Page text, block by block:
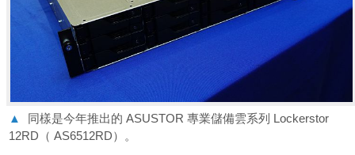
▲
同樣是今年推出的 ASUSTOR 專業儲備雲系列 Lockerstor
12RD（ AS6512RD）。